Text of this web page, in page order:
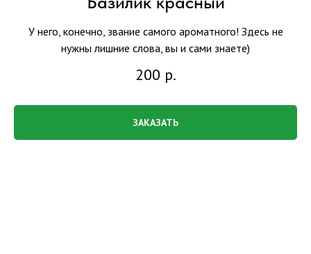
У него, конечно, звание самого ароматного! Здесь не
нужны лишние слова, вы и сами знаете)
200 р.
ЗАКАЗАТЬ